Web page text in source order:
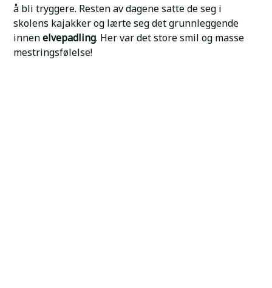
å bli tryggere. Resten av dagene satte de seg i
skolens kajakker og lærte seg det grunnleggende
innenelvepadling. Her var det store smil og masse
mestringsfølelse!